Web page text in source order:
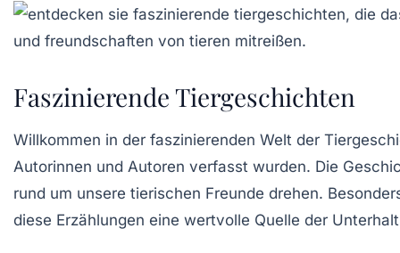
Faszinierende Tiergeschichten
Willkommen in der faszinierenden Welt der
Autorinnen und Autoren verfasst wurden. Die
rund um unsere tierischen Freunde drehen.
diese Erzählungen eine wertvolle Quelle der